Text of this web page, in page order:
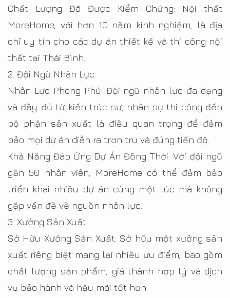
Chất Lượng Đã Được Kiểm Chứng: Nội thất
MoreHome, với hơn 10 năm kinh nghiệm, là địa
chỉ uy tín cho các dự án thiết kế và thi công nội
thất tại Thái Bình.
2. Đội Ngũ Nhân Lực:
Nhân Lực Phong Phú: Đội ngũ nhân lực đa dạng
và đầy đủ từ kiến trúc sư, nhân sự thi công đến
bộ phận sản xuất là điều quan trọng để đảm
bảo mọi dự án diễn ra trơn tru và đúng tiến độ.
Khả Năng Đáp Ứng Dự Án Đồng Thời: Với đội ngũ
gần 50 nhân viên, MoreHome có thể đảm bảo
triển khai nhiều dự án cùng một lúc mà không
gặp vấn đề về nguồn nhân lực.
3. Xưởng Sản Xuất:
Sở Hữu Xưởng Sản Xuất: Sở hữu một xưởng sản
xuất riêng biệt mang lại nhiều ưu điểm, bao gồm
chất lượng sản phẩm, giá thành hợp lý và dịch
vụ bảo hành và hậu mãi tốt hơn.